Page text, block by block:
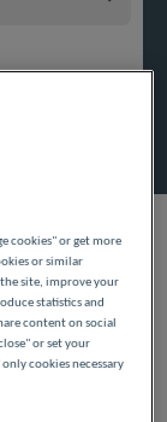
A
cookies" or get more
or similar
site, improve your
statistics and
content on social
or set your
cookies necessary